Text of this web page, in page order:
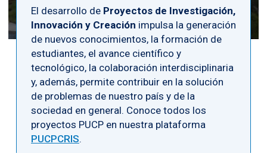
El desarrollo de Proyectos de Investigación,
Innovación y Creación impulsa la generación
de nuevos conocimientos, la formación de
estudiantes, el avance científico y
tecnológico, la colaboración interdisciplinaria
y, además, permite contribuir en la solución
de problemas de nuestro país y de la
sociedad en general. Conoce todos los
proyectos PUCP en nuestra plataforma
PUCPCRIS.